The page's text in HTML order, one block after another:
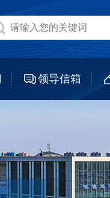
领导信箱